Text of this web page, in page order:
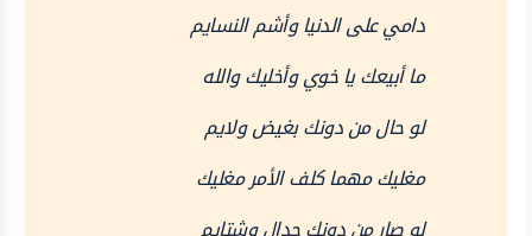
دامي على الدنيا وأشم النسايم
ما أبيعك يا خوي وأخليك والله
لو حال من دونك بغيض ولايم
مغليك مهما كلف الأمر مغليك